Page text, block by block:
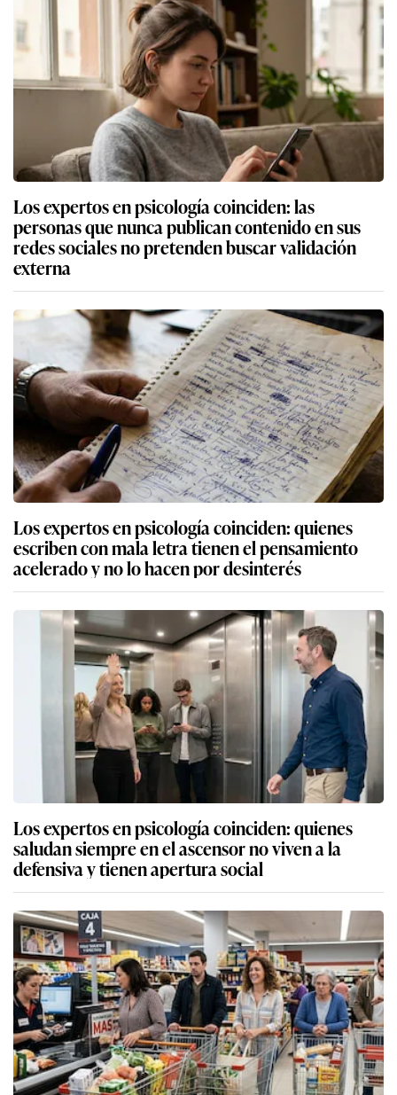
Los expertos en psicología coinciden: las
personas que nunca publican contenido en sus
redes sociales no pretenden buscar validación
externa
Los expertos en psicología coinciden: quienes
escriben con mala letra tienen el pensamiento
acelerado y no lo hacen por desinterés
Los expertos en psicología coinciden: quienes
saludan siempre en el ascensor no viven a la
defensiva y tienen apertura social